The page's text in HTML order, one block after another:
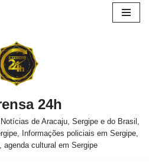
24h
de Aracaju, Sergipe e do Brasil,
Informações policiais em Sergipe,
agenda cultural em Sergipe